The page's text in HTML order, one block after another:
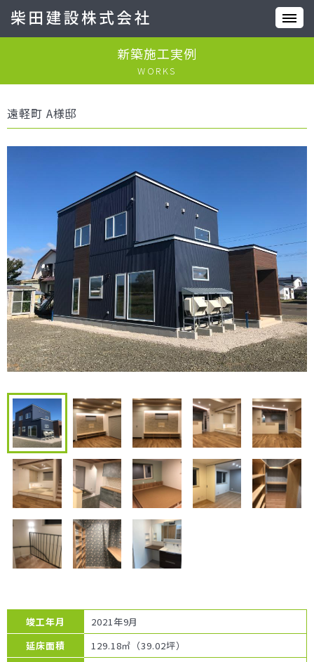
新築施工実例
WORKS
遠軽町 A様邸
竣工年月
2021年9月
延床面積
129.18㎡（39.02坪）